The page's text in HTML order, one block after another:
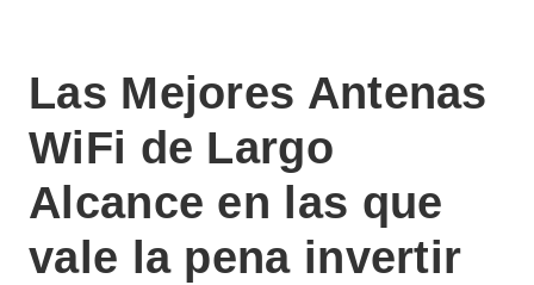
Las Mejores Antenas
WiFi de Largo
Alcance en las que
vale la pena invertir